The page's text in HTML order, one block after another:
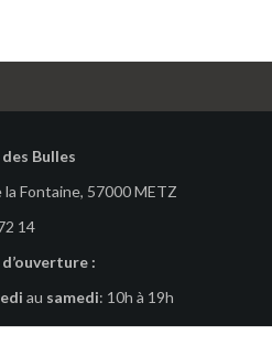
Bulles
la Fontaine, 57000 METZ
14
:
au samedi: 10h à 19h